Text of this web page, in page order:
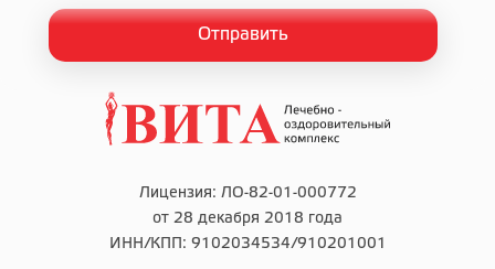
Лицензия: ЛО-82-01-000772
от 28 декабря 2018 года
ИНН/КПП: 9102034534/910201001